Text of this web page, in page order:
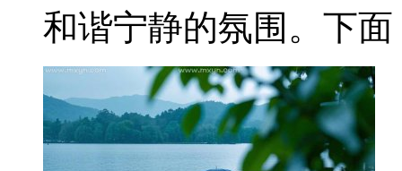
和谐宁静的氛围。下